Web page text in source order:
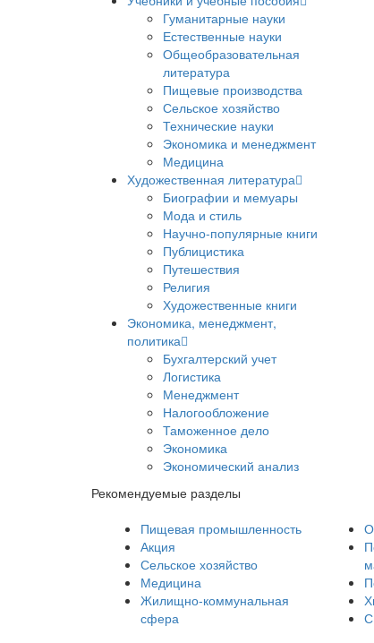
Гуманитарные науки
Естественные науки
Общеобразовательная
литература
Пищевые производства
Сельское хозяйство
Технические науки
Экономика и менеджмент
Медицина
Художественная литература
Биографии и мемуары
Мода и стиль
Научно-популярные книги
Публицистика
Путешествия
Религия
Художественные книги
Экономика, менеджмент,
политика
Бухгалтерский учет
Логистика
Менеджмент
Налогообложение
Таможенное дело
Экономика
Экономический анализ
Рекомендуемые разделы
Пищевая промышленность
Акция
Сельское хозяйство
Медицина
Жилищно-коммунальная
сфера